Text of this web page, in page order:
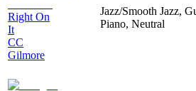
Right On
It
CC
Gilmore
Jazz/Smooth Jazz,
Piano, Neutral